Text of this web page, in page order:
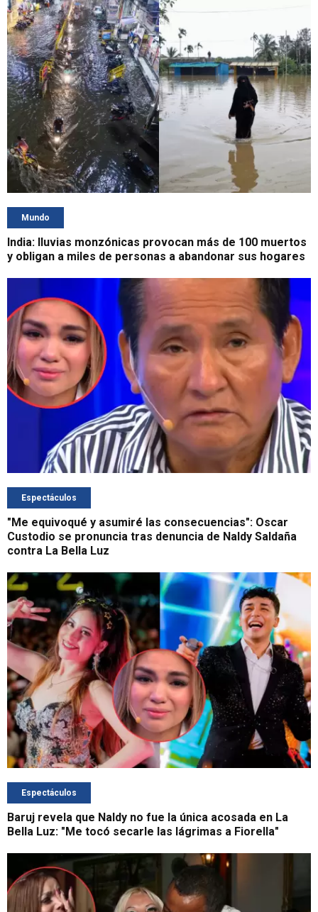
Mundo
India: lluvias monzónicas provocan más de 100 muertos
y obligan a miles de personas a abandonar sus hogares
Espectáculos
"Me equivoqué y asumiré las consecuencias": Oscar
Custodio se pronuncia tras denuncia de Naldy Saldaña
contra La Bella Luz
Espectáculos
Baruj revela que Naldy no fue la única acosada en La
Bella Luz: "Me tocó secarle las lágrimas a Fiorella"